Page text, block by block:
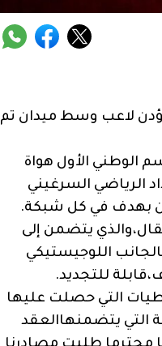
لاعب وسط ميدان تم
الوطني الأول هواة
الرياضي السرغيني
بهدف في كل شبكة.
يتضمن إلى
اللوجيستيكي
للتجديد.
التي حصلت عليها
التي يتضمنهاالعقد